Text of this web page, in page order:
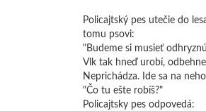
Policajtský pes utečie do
tomu psovi:
"Budeme si musieť
Vlk tak hneď urobí,
Neprichádza. Ide sa na
"Čo tu ešte robíš?"
Policajtsky pes odpovedá: